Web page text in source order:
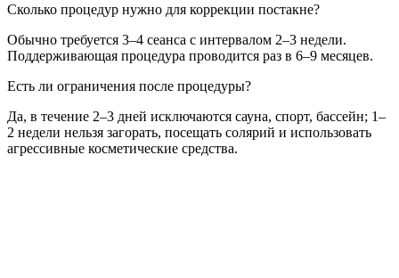
Сколько процедур нужно для коррекции постакне?
Обычно требуется 3–4 сеанса с интервалом 2–3 недели.
Поддерживающая процедура проводится раз в 6–9 месяцев.
Есть ли ограничения после процедуры?
Да, в течение 2–3 дней исключаются сауна, спорт, бассейн; 1–
2 недели нельзя загорать, посещать солярий и использовать
агрессивные косметические средства.